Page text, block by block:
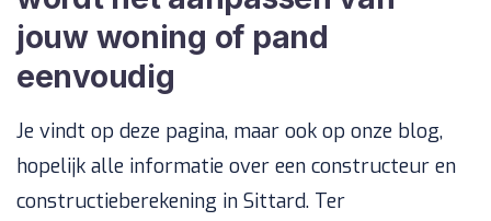
jouw woning of pand
eenvoudig
Je vindt op deze pagina, maar ook op onze blog,
hopelijk alle informatie over een constructeur en
constructieberekening in Sittard. Ter